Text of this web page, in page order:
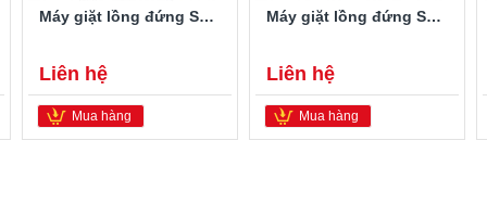
Máy giặt lồng đứng Sharp ES-U78GV-H 7.8 kg
Liên hệ
Mua hàng
Máy giặt lồng đứng Sharp ES-U78GV-G 7.8 kg
Liên hệ
Mua hàng